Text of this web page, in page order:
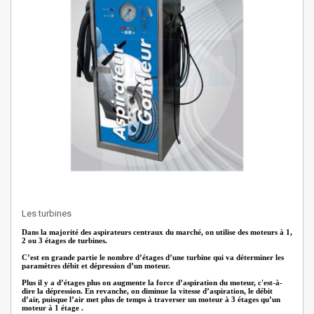
Les turbines
Dans la majorité des aspirateurs centraux du marché, on utilise des moteurs à 1,
2 ou 3 étages de turbines.
C’est en grande partie le nombre d’étages d’une turbine qui va déterminer les
paramètres débit et dépression d’un moteur.
Plus il y a d’étages plus on augmente la force d’aspiration du moteur, c'est-à-
dire la dépression. En revanche, on diminue la vitesse d’aspiration, le débit
d’air, puisque l’air met plus de temps à traverser un moteur à 3 étages qu’un
moteur à 1 étage .